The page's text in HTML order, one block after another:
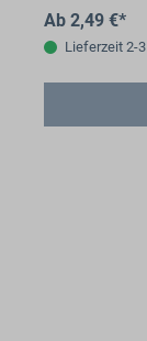
Ab 2,49 €*
Lieferzeit 2-